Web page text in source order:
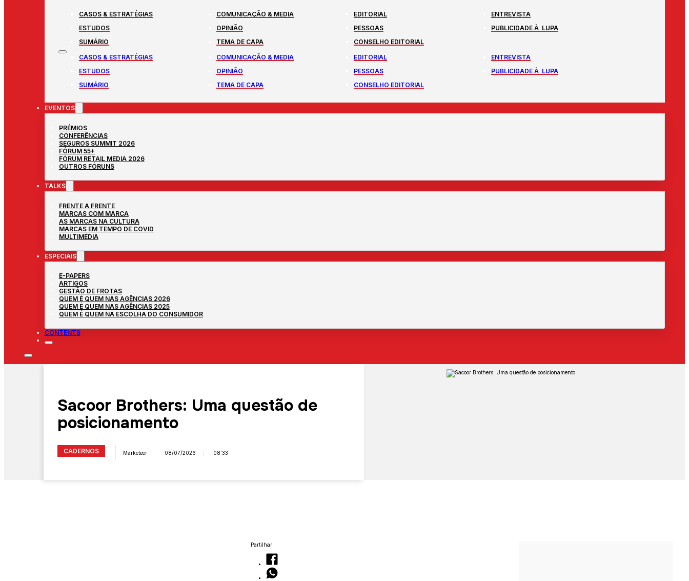
CASOS & ESTRATÉGIAS COMUNICAÇÃO & MEDIA EDITORIAL
ENTREVISTA
ESTUDOS
OPINIÃO PESSOAS
PUBLICIDADE À LUPA
SUMÁRIO
TEMA DE CAPA
CONSELHO EDITORIAL
CASOS & ESTRATÉGIAS
COMUNICAÇÃO & MEDIA EDITORIAL
ENTREVISTA
ESTUDOS
OPINIÃO PESSOAS
PUBLICIDADE À LUPA
SUMÁRIO
TEMA DE CAPA CONSELHO EDITORIAL
EVENTOS
PRÉMIOS
CONFERÊNCIAS
SEGUROS SUMMIT 2026
FÓRUM 55+
FÓRUM RETAIL MEDIA 2026
OUTROS FÓRUNS
TALKS
FRENTE A FRENTE
MARCAS COM MARCA
AS MARCAS NA CULTURA
MARCAS EM TEMPO DE COVID
MULTIMÉDIA
ESPECIAIS
E-PAPERS
ARTIGOS
GESTÃO DE FROTAS
QUEM É QUEM NAS AGÊNCIAS 2026
QUEM É QUEM NAS AGÊNCIAS 2025
QUEM É QUEM NA ESCOLHA DO CONSUMIDOR
CONTENTS
Sacoor Brothers: Uma questão de
posicionamento
CADERNOS Marketeer 08/07/2026 08:33
Partilhar